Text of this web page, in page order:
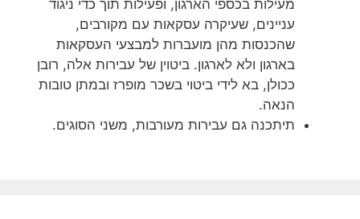
מעילות בכספי הארגון, ופעילות תוך כדי ניגוד
עניינים, שעיקרה עסקאות עם מקורבים,
שהכנסות מהן מועברות למבצעי העסקאות
בארגון ולא לארגון. ביטוין של עבירות אלה, רובן
ככולן, בא לידי ביטוי בשכר מופרז ובמתן טובות
הנאה.
תיתכנה גם עבירות מעורבות, משני הסוגים.